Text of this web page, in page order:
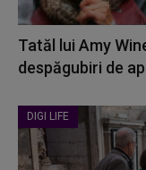
Tatăl lui Amy
despăgubiri de
DIGI LIFE